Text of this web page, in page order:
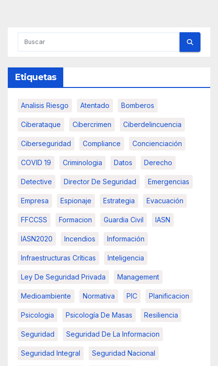
Etiquetas
Analisis Riesgo Atentado Bomberos
Ciberataque Cibercrimen Ciberdelincuencia
Ciberseguridad Compliance Concienciación
COVID 19 Criminologia Datos Derecho
Detective Director De Seguridad Emergencias
Empresa Espionaje Estrategia Evacuación
FFCCSS Formacion Guardia Civil IASN
IASN2020 Incendios Información
Infraestructuras Críticas Inteligencia
Ley De Seguridad Privada Management
Medioambiente Normativa PIC Planificacion
Psicologia Psicología De Masas Resiliencia
Seguridad Seguridad De La Informacion
Seguridad Integral Seguridad Nacional